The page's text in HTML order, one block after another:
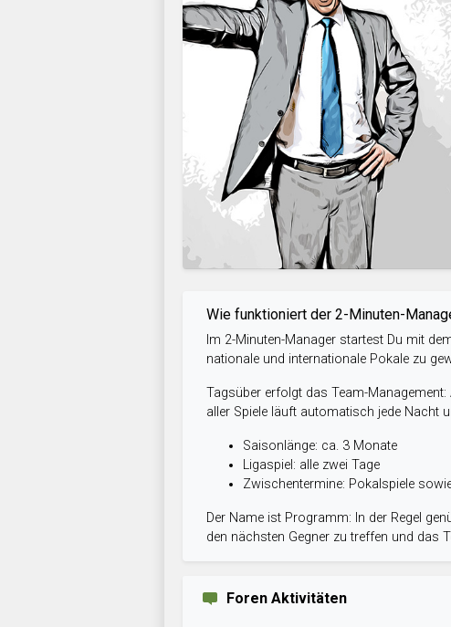
Wie funktioniert der 2-Minuten-
Im 2-Minuten-Manager startest Du mit
nationale und internationale Pokale zu
Tagsüber erfolgt das Team-
aller Spiele läuft automatisch jede Nacht
Saisonlänge: ca. 3 Monate
Ligaspiel: alle zwei Tage
Zwischentermine: Pokalspiele
Der Name ist Programm: In der Regel
den nächsten Gegner zu treffen und das
Foren Aktivitäten